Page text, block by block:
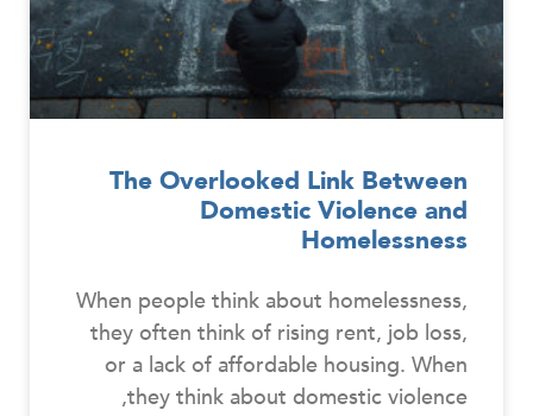
The Overlooked Link Between
Domestic Violence and
Homelessness
When people think about homelessness,
they often think of rising rent, job loss,
or a lack of affordable housing. When
they think about domestic violence,